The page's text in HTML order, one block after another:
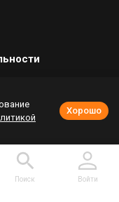
Поиск Войти
Хорошо